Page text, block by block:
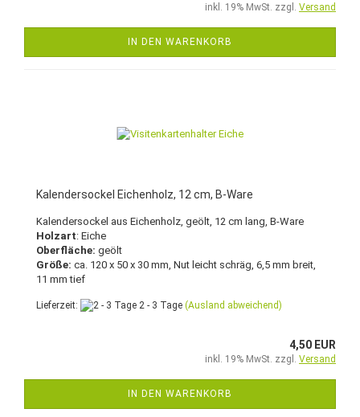
inkl. 19% MwSt. zzgl. Versand
IN DEN WARENKORB
Kalendersockel Eichenholz, 12 cm, B-Ware
Kalendersockel aus Eichenholz, geölt, 12 cm lang, B-Ware
Holzart: Eiche
Oberfläche: geölt
Größe: ca. 120 x 50 x 30 mm, Nut leicht schräg, 6,5 mm breit,
11 mm tief
Lieferzeit: 2 - 3 Tage (Ausland abweichend)
4,50 EUR
inkl. 19% MwSt. zzgl. Versand
IN DEN WARENKORB